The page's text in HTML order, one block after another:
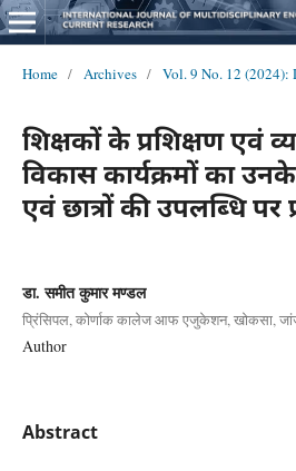
Home / Archives / Vol. 9 No. 12 (2024):
शिक्षकों के प्रशिक्षण एवं
विकास कार्यक्रमों का
एवं छात्रों की उपलब्धि पर
डा. समीत कुमार मण्डल
प्रिंसिपल, कोर्णाक कालेज आफ एजुकेशन, खोकसा,
Author
Abstract